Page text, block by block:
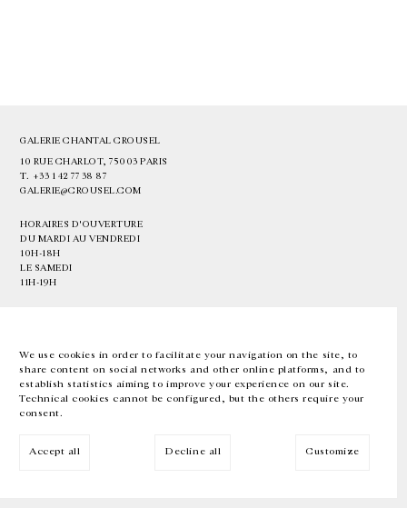
We use cookies in order to facilitate your navigation on the site, to
share content on social networks and other online platforms, and to
establish statistics aiming to improve your experience on our site.
Technical cookies cannot be configured, but the others require your
consent.
Accept all Decline all Customize
GALERIE CHANTAL CROUSEL
10 RUE CHARLOT, 75003 PARIS
T. +33 1 42 77 38 87
GALERIE@CROUSEL.COM
HORAIRES D'OUVERTURE
DU MARDI AU VENDREDI
10H-18H
LE SAMEDI
11H-19H
EN FR 中文 Facebook Instagram
Inscrivez-vous à notre newsletter